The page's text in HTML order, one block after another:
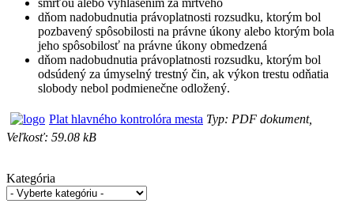
smrťou alebo vyhlásením za mŕtveho
dňom nadobudnutia právoplatnosti rozsudku, ktorým bol
pozbavený spôsobilosti na právne úkony alebo ktorým bola
jeho spôsobilosť na právne úkony obmedzená
dňom nadobudnutia právoplatnosti rozsudku, ktorým bol
odsúdený za úmyselný trestný čin, ak výkon trestu odňatia
slobody nebol podmienečne odložený.
Plat hlavného kontrolóra mesta Typ: PDF dokument,
Veľkosť: 59.08 kB
Kategória